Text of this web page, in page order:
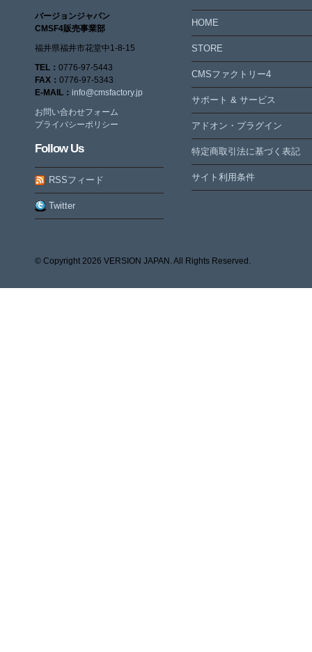
バージョンジャパン
CMSF4販売事業部
福井県福井市花堂中1-8-15
TEL： 0776-97-5443
FAX： 0776-97-5343
E-MAIL： info@cmsfactory.jp
お問い合わせフォーム
プライバシーポリシー
Follow Us
RSSフィード
Twitter
HOME
STORE
CMSファクトリー4
サポート & サービス
アドオン・プラグイン
特定商取引法に基づく表記
サイト利用条件
© Copyright 2026 VERSION JAPAN. All Rights Reserved.